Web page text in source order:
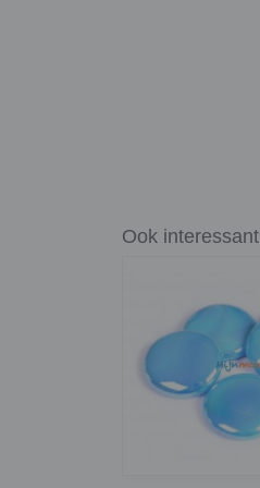
Ook interessant